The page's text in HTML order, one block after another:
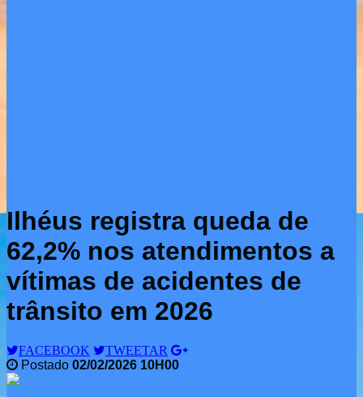
Ilhéus registra queda de
62,2% nos atendimentos a
vítimas de acidentes de
trânsito em 2026
FACEBOOK
TWEETAR
Postado 02/02/2026 10H00